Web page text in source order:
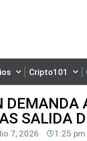
Cripto101
DEMANDA
SALIDA
7, 2026 1:25 pm